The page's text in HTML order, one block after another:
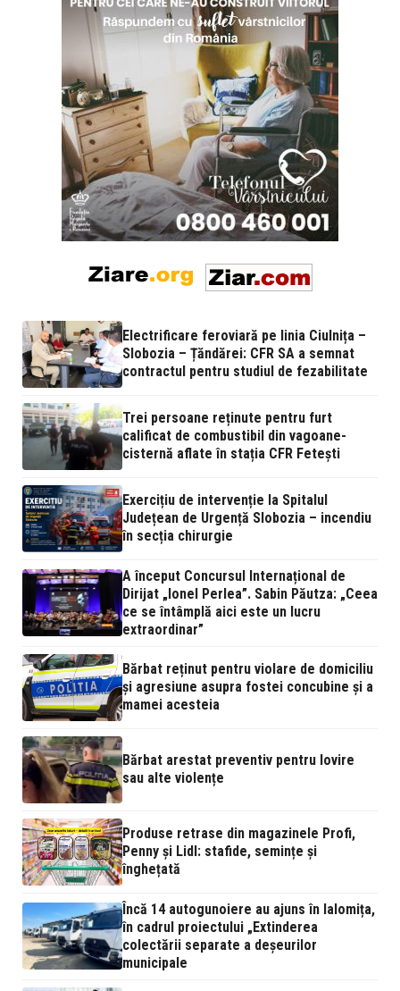
Electrificare feroviară pe linia Ciulnița –
Slobozia – Țăndărei: CFR SA a semnat
contractul pentru studiul de fezabilitate
Trei persoane reținute pentru furt
calificat de combustibil din vagoane-
cisternă aflate în stația CFR Fetești
Exercițiu de intervenție la Spitalul
Județean de Urgență Slobozia – incendiu
în secția chirurgie
A început Concursul Internațional de
Dirijat „Ionel Perlea”. Sabin Păutza: „Ceea
ce se întâmplă aici este un lucru
extraordinar”
Bărbat reținut pentru violare de domiciliu
și agresiune asupra fostei concubine și a
mamei acesteia
Bărbat arestat preventiv pentru lovire
sau alte violențe
Produse retrase din magazinele Profi,
Penny și Lidl: stafide, semințe și
înghețată
Încă 14 autogunoiere au ajuns în Ialomița,
în cadrul proiectului „Extinderea
colectării separate a deșeurilor
municipale